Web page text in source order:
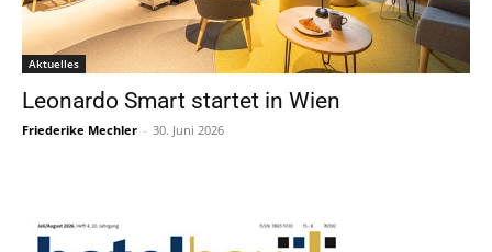
Aktuelles
Leonardo Smart startet in Wien
Friederike Mechler - 30. Juni 2026